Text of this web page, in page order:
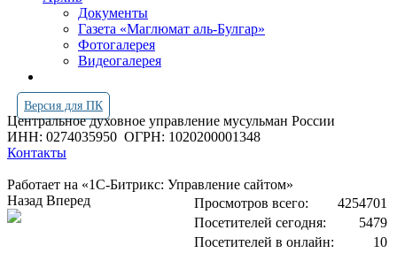
Документы
Газета «Маглюмат аль-Булгар»
Фотогалерея
Видеогалерея
Версия для ПК
Центральное духовное управление мусульман России
ИНН: 0274035950 ОГРН: 1020200001348
Контакты
Работает на «1С-Битрикс: Управление сайтом»
Просмотров всего:
4254701
Посетителей сегодня:
5479
Посетителей в онлайн:
10
Назад Вперед